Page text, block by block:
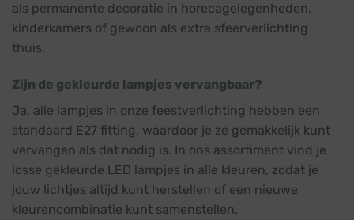
als permanente decoratie in horecagelegenheden,
kinderkamers of gewoon als extra sfeerverlichting
thuis.
Zijn de gekleurde lampjes vervangbaar?
Ja, alle lampjes in onze feestverlichting hebben een
standaard E27 fitting, waardoor je ze gemakkelijk kunt
vervangen als dat nodig is. In ons assortiment vind je
losse gekleurde LED lampjes in alle kleuren, zodat je
jouw lichtjes altijd kunt herstellen of een nieuwe
kleurencombinatie kunt samenstellen.